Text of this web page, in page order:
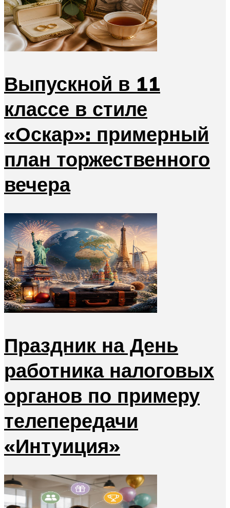
Выпускной в 11
классе в стиле
«Оскар»: примерный
план торжественного
вечера
Праздник на День
работника налоговых
органов по примеру
телепередачи
«Интуиция»